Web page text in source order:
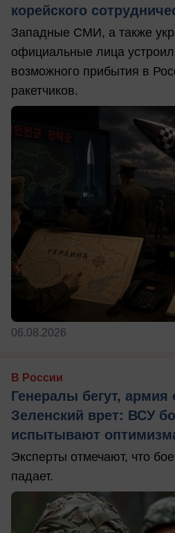
корейского
Западные СМИ, а также
официальные лица
возможного прибытия в
ракетчиков.
06.08.2026
В России
Генералы бегут, армия
Зеленский врет: ВСУ
испытывают
Эксперты отмечают, что
падает.